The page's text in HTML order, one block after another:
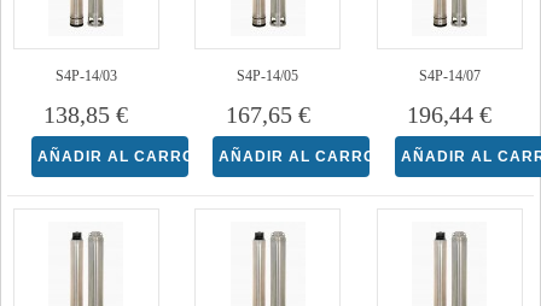
S4P-14/03
138,85 €
S4P-14/05
167,65 €
S4P-14/07
196,44 €